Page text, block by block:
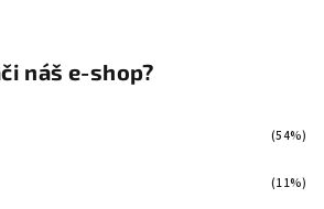
náš e-shop?
(54%)
(11%)